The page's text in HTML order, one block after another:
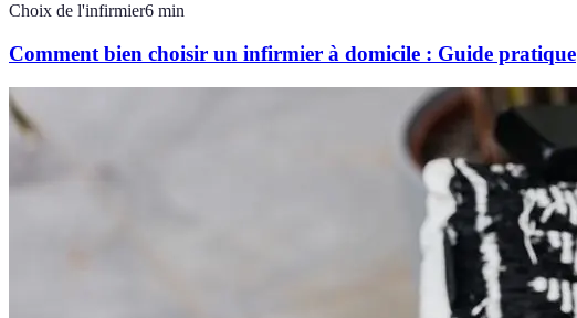
Choix de l'infirmier6 min
Comment bien choisir un infirmier à domicile : Guide pratique